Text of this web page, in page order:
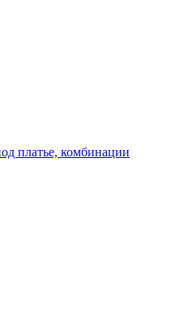
платье, комбинации